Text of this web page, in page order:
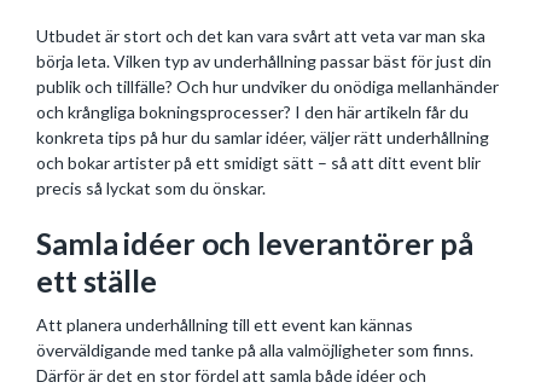
Utbudet är stort och det kan vara svårt att veta var man ska
börja leta. Vilken typ av underhållning passar bäst för just din
publik och tillfälle? Och hur undviker du onödiga mellanhänder
och krångliga bokningsprocesser? I den här artikeln får du
konkreta tips på hur du samlar idéer, väljer rätt underhållning
och bokar artister på ett smidigt sätt – så att ditt event blir
precis så lyckat som du önskar.
Samla idéer och leverantörer på
ett ställe
Att planera underhållning till ett event kan kännas
överväldigande med tanke på alla valmöjligheter som finns.
Därför är det en stor fördel att samla både idéer och